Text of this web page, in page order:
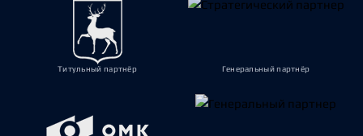
Титульный партнёр Генеральный партнёр